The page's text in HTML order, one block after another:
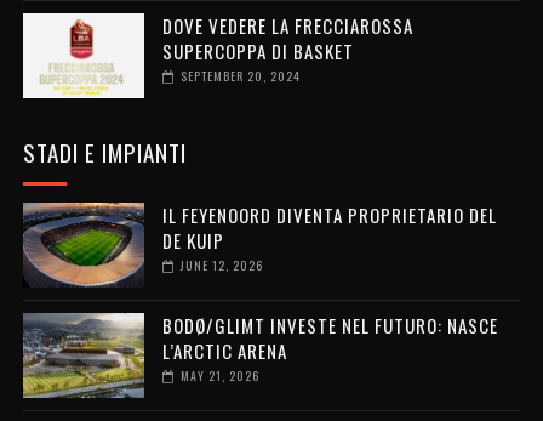
DOVE VEDERE LA FRECCIAROSSA
SUPERCOPPA DI BASKET
SEPTEMBER 20, 2024
STADI E IMPIANTI
IL FEYENOORD DIVENTA PROPRIETARIO DEL
DE KUIP
JUNE 12, 2026
BODØ/GLIMT INVESTE NEL FUTURO: NASCE
L’ARCTIC ARENA
MAY 21, 2026